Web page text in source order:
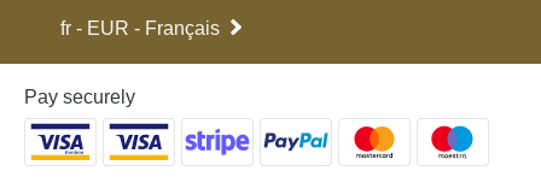
fr - EUR - Français
Pay securely